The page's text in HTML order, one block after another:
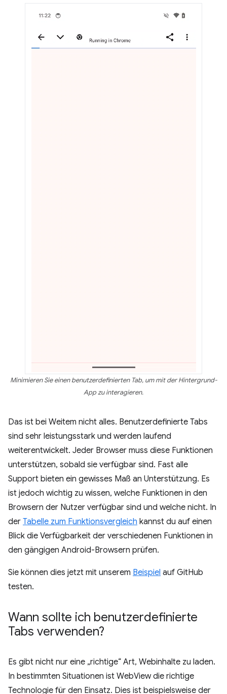
Minimieren Sie einen benutzerdefinierten Tab, um mit der Hintergrund-
App zu interagieren.
Das ist bei Weitem nicht alles. Benutzerdefinierte Tabs
sind sehr leistungsstark und werden laufend
weiterentwickelt. Jeder Browser muss diese Funktionen
unterstützen, sobald sie verfügbar sind. Fast alle
Support bieten ein gewisses Maß an Unterstützung. Es
ist jedoch wichtig zu wissen, welche Funktionen in den
Browsern der Nutzer verfügbar sind und welche nicht. In
der Tabelle zum Funktionsvergleich kannst du auf einen
Blick die Verfügbarkeit der verschiedenen Funktionen in
den gängigen Android-Browsern prüfen.
Sie können dies jetzt mit unserem Beispiel auf GitHub
testen.
Wann sollte ich benutzerdefinierte
Tabs verwenden?
Es gibt nicht nur eine „richtige“ Art, Webinhalte zu laden.
In bestimmten Situationen ist WebView die richtige
Technologie für den Einsatz. Dies ist beispielsweise der